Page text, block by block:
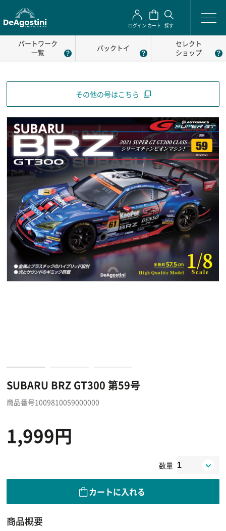
ログイン カート 探す
パートワーク
一覧
パックトイ
セレクト
ショップ
その他の号はこちら
SUBARU BRZ GT300 第59号
商品番号1009810059000000
1,999円
数量
カートに入れる
商品概要